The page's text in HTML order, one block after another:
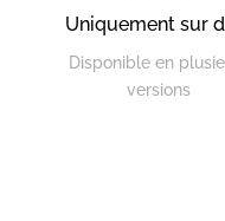
Uniquement sur
Disponible en
versions